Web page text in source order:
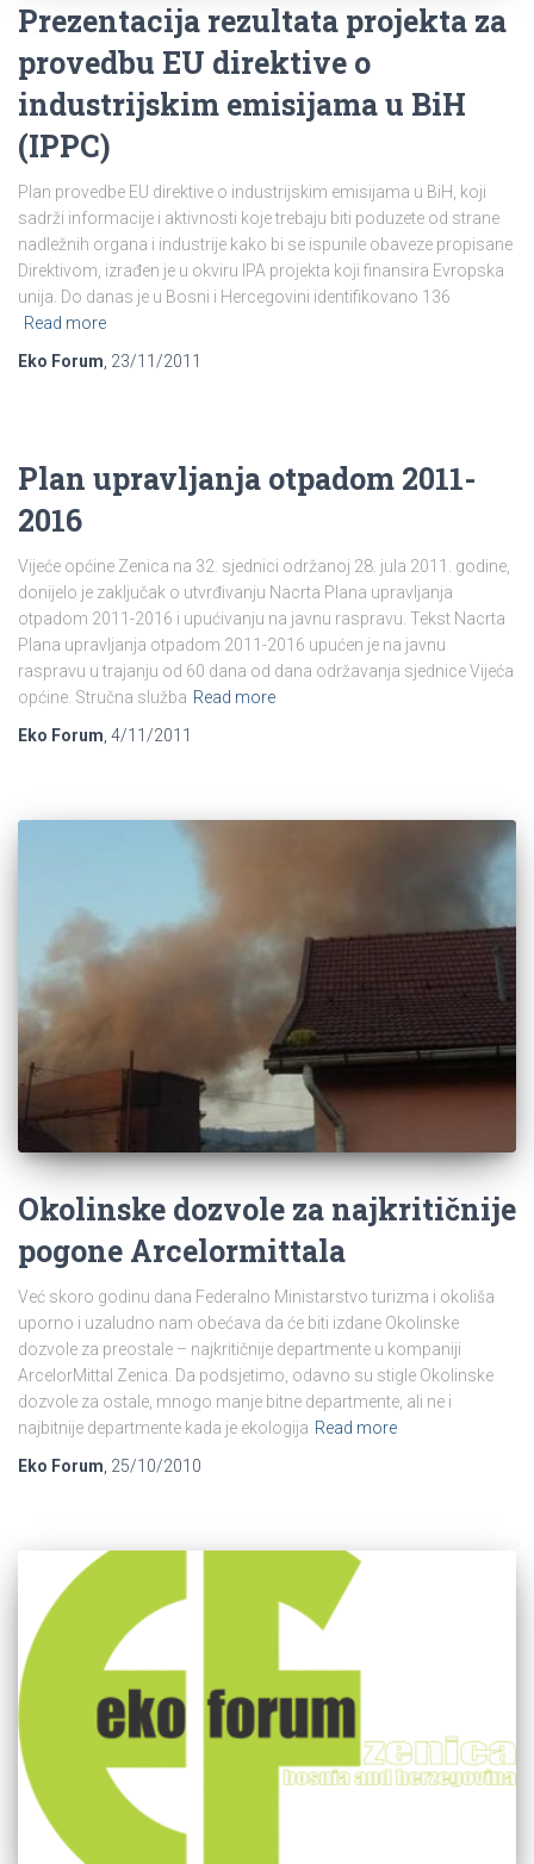
Prezentacija rezultata projekta za
provedbu EU direktive o
industrijskim emisijama u BiH
(IPPC)
Plan provedbe EU direktive o industrijskim emisijama u BiH, koji
sadrži informacije i aktivnosti koje trebaju biti poduzete od strane
nadležnih organa i industrije kako bi se ispunile obaveze propisane
Direktivom, izrađen je u okviru IPA projekta koji finansira Evropska
unija. Do danas je u Bosni i Hercegovini identifikovano 136
Read more
Eko Forum 23/11/2011
Plan upravljanja otpadom 2011-
2016
Vijeće općine Zenica na 32. sjednici održanoj 28. jula 2011. godine,
donijelo je zaključak o utvrđivanju Nacrta Plana upravljanja
otpadom 2011-2016 i upućivanju na javnu raspravu. Tekst Nacrta
Plana upravljanja otpadom 2011-2016 upućen je na javnu
raspravu u trajanju od 60 dana od dana održavanja sjednice Vijeća
općine. Stručna služba Read more
Eko Forum 4/11/2011
Okolinske dozvole za najkritičnije
pogone Arcelormittala
Već skoro godinu dana Federalno Ministarstvo turizma i okoliša
uporno i uzaludno nam obećava da će biti izdane Okolinske
dozvole za preostale – najkritičnije departmente u kompaniji
ArcelorMittal Zenica. Da podsjetimo, odavno su stigle Okolinske
dozvole za ostale, mnogo manje bitne departmente, ali ne i
najbitnije departmente kada je ekologija Read more
Eko Forum 25/10/2010